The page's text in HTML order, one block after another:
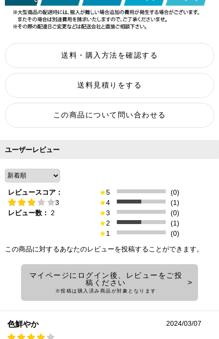
ユーザーレビュー
レビュースコア：
3
レビュー数：
2
★5
(0)
★4
(1)
★3
(0)
★2
(1)
★1
(0)
この商品に対するあなたのレビューを投稿することができます。
マイページにログイン後、レビューをご投
稿ください
※投稿は購入済み商品が対象となります
色鮮やか 2024/03/07